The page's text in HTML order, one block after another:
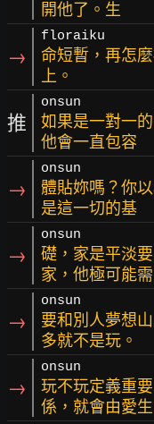
開他了。生
→
floraiku
命短暫，再怎
上。
推
onsun
如果是一對一
他會一直包容
→
onsun
體貼妳嗎？你
是這一切的基
→
onsun
礎，家是平淡
家，他極可能需
→
onsun
要和別人夢想
多就不是玩。
→
onsun
玩不玩定義重
係，就會由愛生